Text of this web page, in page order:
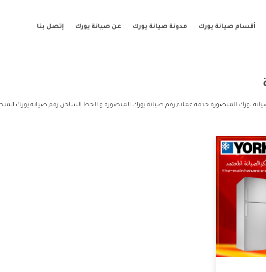
أقسام صيانة يورك مدونة صيانة يورك عن صيانة يورك إتصل بنا
يورك المنصورة خدمة عملاء رقم صيانة يورك المنصورة و الخط الساخن رقم صيانة يورك